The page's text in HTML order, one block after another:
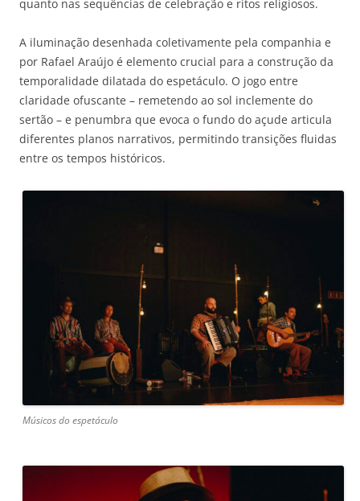
quanto nas sequências de celebração e ritos religiosos.
A iluminação desenhada coletivamente pela companhia e
por Rafael Araújo é elemento crucial para a construção da
temporalidade dilatada do espetáculo. O jogo entre
claridade ofuscante – remetendo ao sol inclemente do
sertão – e penumbra que evoca o fundo do açude articula
diferentes planos narrativos, permitindo transições fluidas
entre os tempos históricos.
Músicos do espetáculo